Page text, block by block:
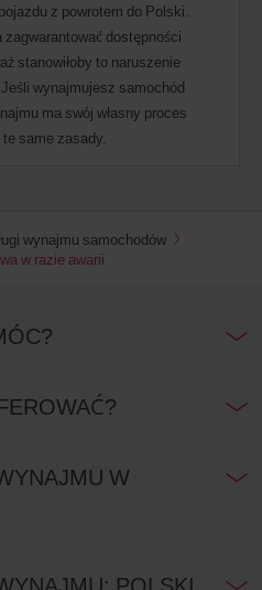
z powrotem do Polski.
dostępności
stanowiłoby to naruszenie
wynajmujesz samochód
ma swój własny proces
same zasady.
wynajmu samochodów
w razie awarii
W